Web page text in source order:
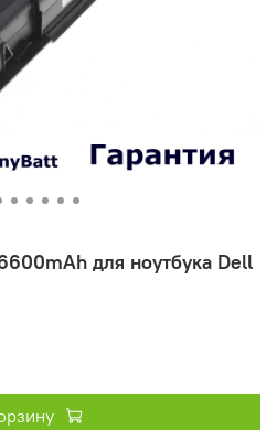
для ноутбука Dell